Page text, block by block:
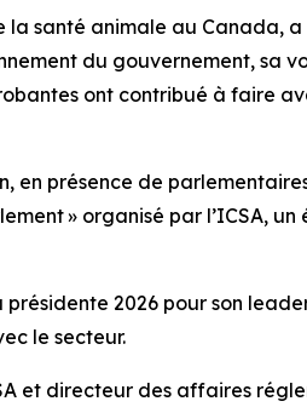
la santé animale au Canada,
du gouvernement, sa
ont contribué à faire
en présence de
» organisé par l’ICSA,
présidente 2026 pour son
le secteur.
et directeur des affaires